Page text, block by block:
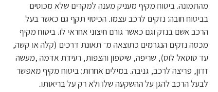
מהתמונה. ביטוח מקיף מעניק מענה למקרים שלא מכוסים
בביטוח חובה: נזקים לרכב עצמו. הכיסוי תקף גם כאשר בעל
הרכב אשם בנזק וגם כאשר גורם חיצוני אחראי לו. ביטוח מקיף
מכסה נזקים הנגרמים כתוצאה מ־ תאונת דרכים (קלה או קשה,
עד טוטאל לוס), שריפה, שיטפון והצפות, רעידת אדמה ,מעשה
זדון, פריצה לרכב, גניבה. במילים אחרות: ביטוח מקיף מאפשר
לבעל הרכב להגן על ההשקעה שלו ולא רק על בריאותו.